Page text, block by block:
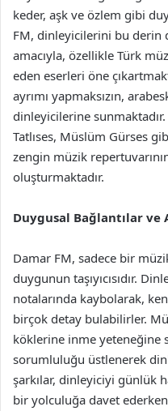
keder, aşk ve özlem gibi
FM, dinleyicilerini bu
amacıyla, özellikle Türk
eden eserleri öne
ayrımı yapmaksızın,
dinleyicilerine
Tatlıses, Müslüm Gürses
zengin müzik
oluşturmaktadır.
Duygusal Bağlantılar ve
Damar FM, sadece bir
duygunun taşıyıcısıdır.
notalarında kaybolarak,
birçok detay bulabilirler.
köklerine inme yeteneğine
sorumluluğu üstlenerek
şarkılar, dinleyiciyi günlük
bir yolculuğa davet